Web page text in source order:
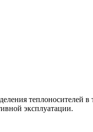
теплоносителей
эксплуатации.